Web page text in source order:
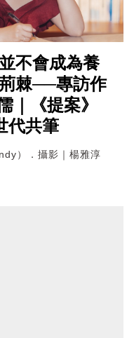
不會成為養
棘──專訪作
｜《提案》
代共筆
）．攝影｜楊雅淳